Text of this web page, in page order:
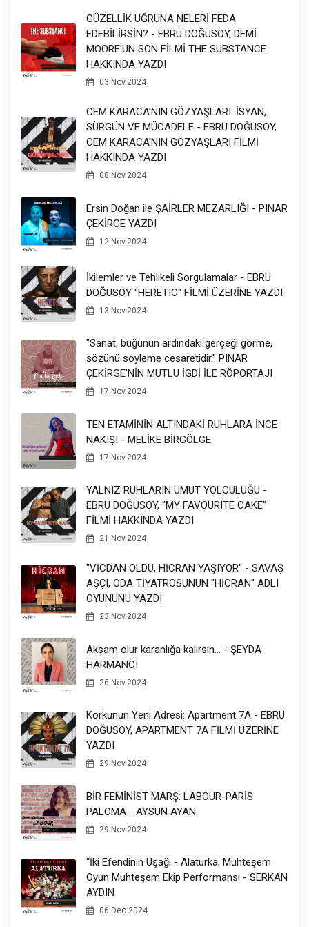
GÜZELLİK UĞRUNA NELERİ FEDA
EDEBİLİRSİN? - EBRU DOĞUSOY, DEMİ
MOORE'UN SON FİLMİ THE SUBSTANCE
HAKKINDA YAZDI
03.Nov.2024
CEM KARACA’NIN GÖZYAŞLARI: İSYAN,
SÜRGÜN VE MÜCADELE - EBRU DOĞUSOY,
CEM KARACA'NIN GÖZYAŞLARI FİLMİ
HAKKINDA YAZDI
08.Nov.2024
Ersin Doğan ile ŞAİRLER MEZARLIĞI - PINAR
ÇEKİRGE YAZDI
12.Nov.2024
İkilemler ve Tehlikeli Sorgulamalar - EBRU
DOĞUSOY "HERETIC" FİLMİ ÜZERİNE YAZDI
13.Nov.2024
"Sanat, buğunun ardındaki gerçeği görme,
sözünü söyleme cesaretidir." PINAR
ÇEKİRGE'NİN MUTLU İGDİ İLE RÖPORTAJI
17.Nov.2024
TEN ETAMİNİN ALTINDAKİ RUHLARA İNCE
NAKIŞ! - MELİKE BİRGÖLGE
17.Nov.2024
YALNIZ RUHLARIN UMUT YOLCULUĞU -
EBRU DOĞUSOY, "MY FAVOURITE CAKE"
FİLMİ HAKKINDA YAZDI
21.Nov.2024
"VİCDAN ÖLDÜ, HİCRAN YAŞIYOR" - SAVAŞ
AŞÇI, ODA TİYATROSUNUN "HİCRAN" ADLI
OYUNUNU YAZDI
23.Nov.2024
Akşam olur karanlığa kalırsın... - ŞEYDA
HARMANCI
26.Nov.2024
Korkunun Yeni Adresi: Apartment 7A - EBRU
DOĞUSOY, APARTMENT 7A FİLMİ ÜZERİNE
YAZDI
29.Nov.2024
BİR FEMİNİST MARŞ: LABOUR-PARİS
PALOMA - AYSUN AYAN
29.Nov.2024
“İki Efendinin Uşağı - Alaturka, Muhteşem
Oyun Muhteşem Ekip Performansı - SERKAN
AYDIN
06.Dec.2024